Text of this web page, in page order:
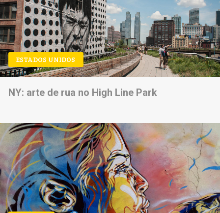
ESTADOS UNIDOS
NY: arte de rua no High Line Park